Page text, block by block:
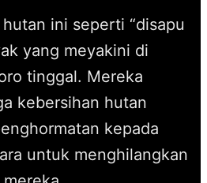
ini seperti “disapu
yang meyakini di
tinggal. Mereka
kebersihan hutan
kepada
untuk menghilangkan